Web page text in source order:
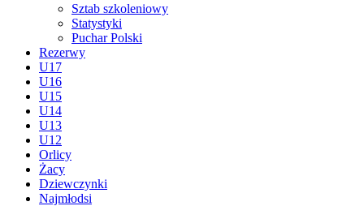
Sztab szkoleniowy
Statystyki
Puchar Polski
Rezerwy
U17
U16
U15
U14
U13
U12
Orlicy
Żacy
Dziewczynki
Najmłodsi